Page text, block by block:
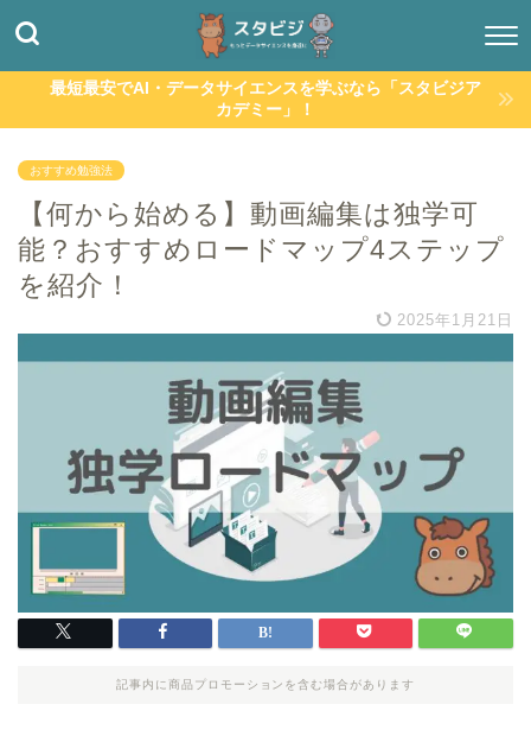
最短最安でAI・データサイエンスを学ぶなら「スタビジア
カデミー」！
おすすめ勉強法
【何から始める】動画編集は独学可
能？おすすめロードマップ4ステップ
を紹介！
2025年1月21日
記事内に商品プロモーションを含む場合があります